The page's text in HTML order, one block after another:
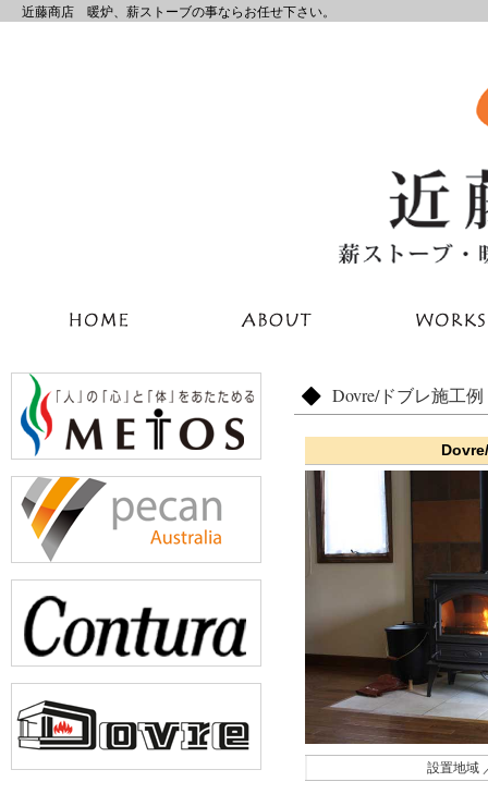
近藤商店 暖炉、薪ストーブの事ならお任せ下さい。
Dovre/ドブレ施工例
設置地域